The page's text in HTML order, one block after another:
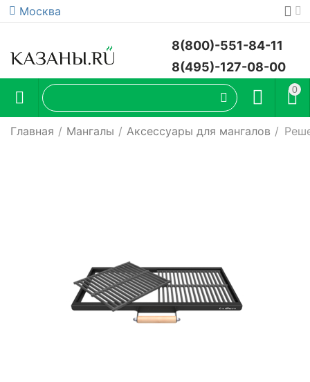
Москва
8(800)-551-84-11
8(495)-127-08-00
0
Главная / Мангалы / Аксессуары для мангалов /